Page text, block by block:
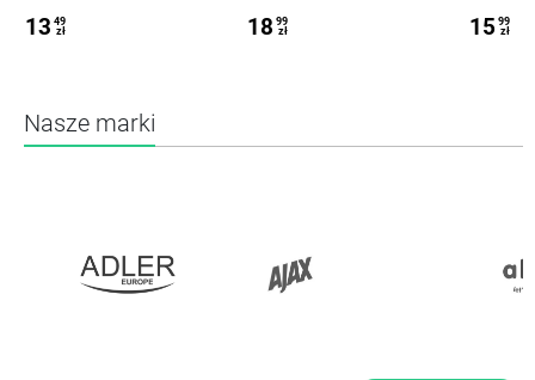
13 49
zł
18 99
zł
15 99
zł
Nasze marki